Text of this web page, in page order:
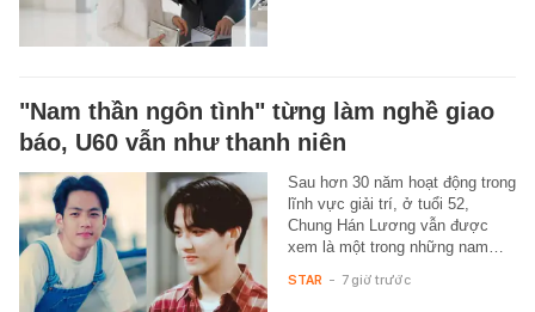
"Nam thần ngôn tình" từng làm nghề giao
báo, U60 vẫn như thanh niên
Sau hơn 30 năm hoạt động trong
lĩnh vực giải trí, ở tuổi 52,
Chung Hán Lương vẫn được
xem là một trong những nam…
STAR - 7 giờ trước